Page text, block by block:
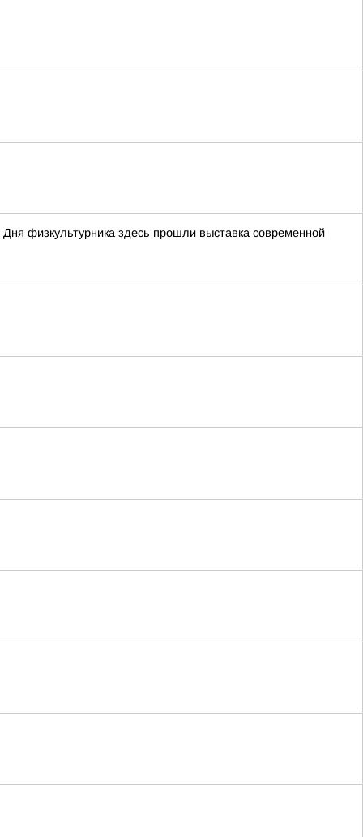
физкультурника здесь прошли выставка современной